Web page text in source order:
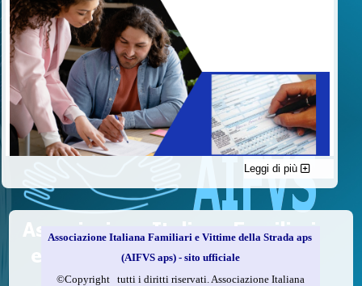
C'è un modo di contribuire alle attività dell’A.I.F.V.S. a favore
delle vittime della strada e per dare giustizia ai superstiti ed ai
loro familiari che non costa nulla: devolvere il 5 per mille della
propria dichiarazione dei redditi all’A.I.F.V.S.
Come fare
Compila la scheda CUD o del modello 730.
Leggi di più
Associazione Italiana Familiari e Vittime della Strada aps
(AIFVS aps) - sito ufficiale
©​Copyright tutti i diritti riservati. Associazione Italiana